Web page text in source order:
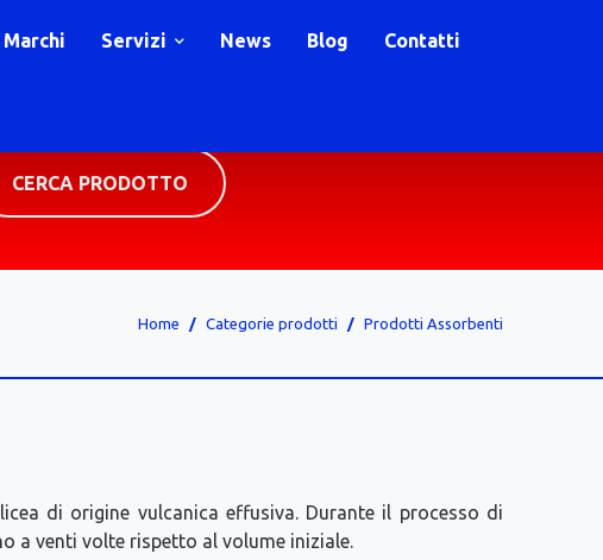
Marchi Servizi News Blog Contatti
CERCA PRODOTTO
Home Categorie prodotti Prodotti Assorbenti
di origine vulcanica effusiva. Durante il processo di
a venti volte rispetto al volume iniziale.